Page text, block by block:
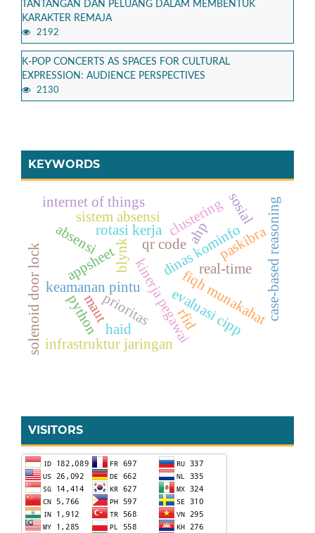
TANTANGAN DAN PELUANG DALAM MEMBENTUK
KARAKTER REMAJA
2192
K-POP CONCERTS AS SPACES FOR CULTURAL
EXPRESSION: AUDIENCE PERSPECTIVES
2130
KEYWORDS
kinerja pegawai
qr code
keamanan pintu
blynk
infrastruktur jaringan
ahp
prioritas
dinas kominfo
fiqh munakahat
rotasi kerja
evaluasi cipp
sistem absensi
real-time
rfid
appsheet
clustering
paskibracase-based reasoning
solenoid door lock
internet of things
absensi
maut
python haid
sosial
VISITORS